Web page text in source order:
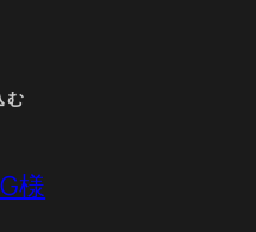
む
様